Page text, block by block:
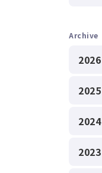
Archive
2026
2025
2024
2023